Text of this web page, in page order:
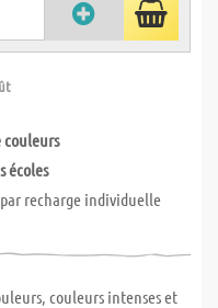
couleurs
écoles
recharge individuelle
couleurs intenses et